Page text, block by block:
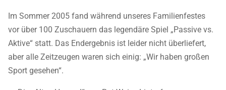
Im Sommer 2005 fand während unseres Familienfestes
vor über 100 Zuschauern das legendäre Spiel „Passive vs.
Aktive“ statt. Das Endergebnis ist leider nicht überliefert,
aber alle Zeitzeugen waren sich einig: „Wir haben großen
Sport gesehen“.